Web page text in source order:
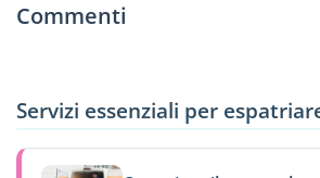
Commenti
Servizi essenziali per